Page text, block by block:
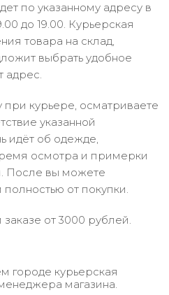
по указанному адресу в
до 19.00. Курьерская
товара на склад,
выбрать удобное
адрес.
при курьере, осматриваете
указанной
идёт об одежде,
осмотра и примерки
После вы можете
полностью от покупки.
от 3000 рублей.
городе курьерская
магазина.